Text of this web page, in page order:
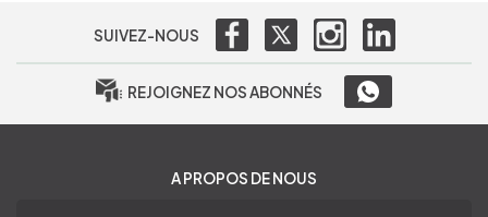
SUIVEZ-NOUS
REJOIGNEZ NOS ABONNÉS
A PROPOS DE NOUS